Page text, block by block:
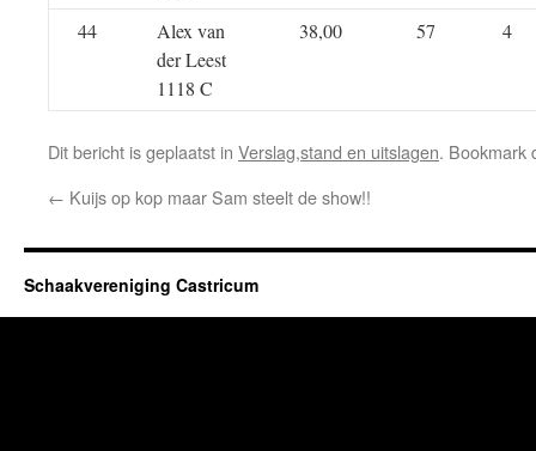
44
Alex van
der Leest
1118 C
38,00 57 4
Dit bericht is geplaatst in Verslag,stand en uitslagen. Bookmark
← Kuijs op kop maar Sam steelt de show!!
Schaakvereniging Castricum